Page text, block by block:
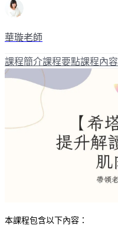
華璇老師
課程簡介課程要點課程內容
本課程包含以下內容：